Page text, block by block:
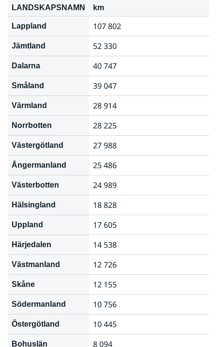
LANDSKAPSNAMN km
Lappland 107 802
Jämtland 52 330
Dalarna 40 747
Småland 39 047
Värmland 28 914
Norrbotten 28 225
Västergötland 27 988
Ångermanland 25 486
Västerbotten 24 989
Hälsingland 18 828
Uppland 17 605
Härjedalen 14 538
Västmanland 12 726
Skåne 12 155
Södermanland 10 756
Östergötland 10 445
Bohuslän 8 094